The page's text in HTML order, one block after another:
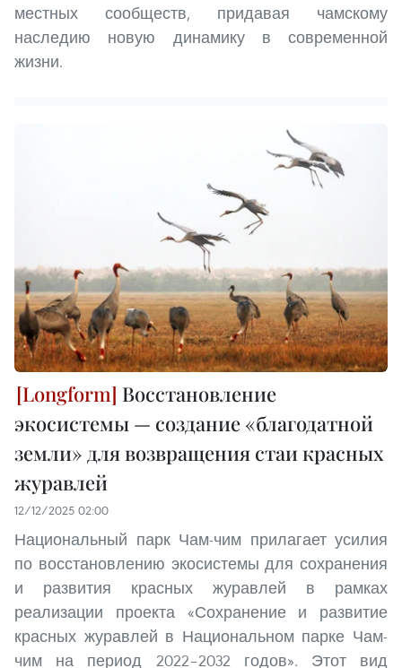
местных сообществ, придавая чамскому
наследию новую динамику в современной
жизни.
Восстановление
экосистемы — создание «благодатной
земли» для возвращения стаи красных
журавлей
12/12/2025 02:00
Национальный парк Чам-чим прилагает усилия
по восстановлению экосистемы для сохранения
и развития красных журавлей в рамках
реализации проекта «Сохранение и развитие
красных журавлей в Национальном парке Чам-
чим на период 2022–2032 годов». Этот вид